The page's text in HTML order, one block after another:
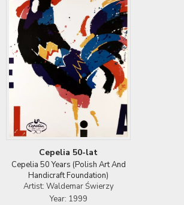
Cepelia 50-lat
Cepelia 50 Years (Polish Art And
Handicraft Foundation)
Artist: Waldemar Świerzy
Year: 1999